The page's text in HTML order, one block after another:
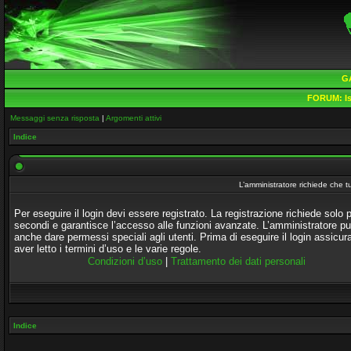
FORUM:
Messaggi senza risposta | Argomenti attivi
Indice
L’amministratore richiede che
Per eseguire il login devi essere registrato. La registrazione richiede solo
secondi e garantisce l’accesso alle funzioni avanzate. L’amministratore
anche dare permessi speciali agli utenti. Prima di eseguire il login
aver letto i termini d’uso e le varie regole.
Condizioni d’uso
Trattamento dei dati personali
Indice